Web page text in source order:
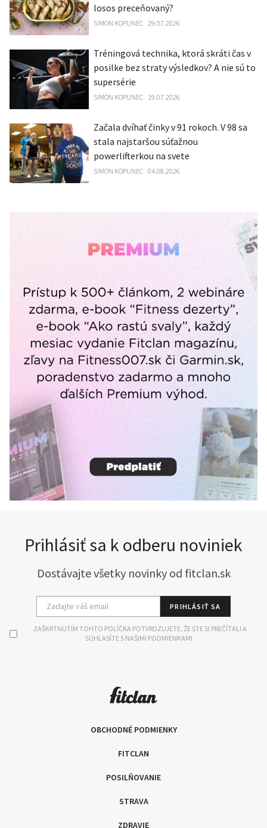
losos preceňovaný?
SIMON KOPUNEC 29.07.2026
Tréningová technika, ktorá skráti čas v
posilke bez straty výsledkov? A nie sú to
supersérie
SIMON KOPUNEC 19.07.2026
Začala dvíhať činky v 91 rokoch. V 98 sa
stala najstaršou súťažnou
powerlifterkou na svete
SIMON KOPUNEC 04.08.2026
Prihlásiť sa k odberu noviniek
Dostávajte všetky novinky od fitclan.sk
PRIHLÁSIŤ SA
ZAŠKRTNUTÍM TOHTO POLÍČKA POTVRDZUJETE, ŽE STE SI PREČÍTALI A
SÚHLASÍTE S NAŠIMI PODMIENKAMI.
OBCHODNÉ PODMIENKY
FITCLAN
POSILŇOVANIE
STRAVA
ZDRAVIE